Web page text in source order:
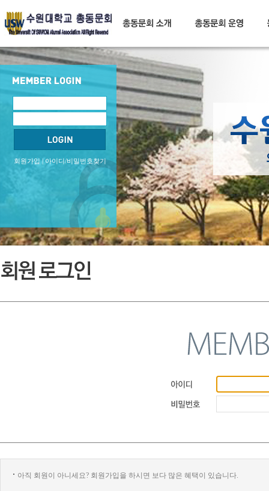
회원가입| 아이디/비밀번호찾기
아직 회원이 아니세요? 회원가입을 하시면 보다 많은 혜택이 있습니다.